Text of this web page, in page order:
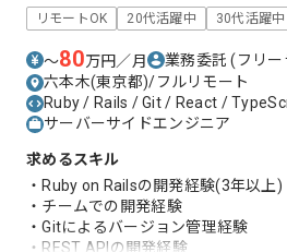
リモートOK 20代活躍中 30代活躍中
〜80万円／月 業務委託(フリー
六本木(東京都)/フルリモート
Ruby / Rails / Git / React /
サーバーサイドエンジニア
求めるスキル
・Ruby on Railsの開発経験(3年以上)
・チームでの開発経験
・Gitによるバージョン管理経験
・REST APIの開発経験